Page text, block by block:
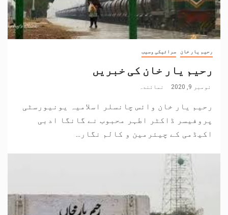
رحیم یار خان سرائیکی وسیب
رحیم یار خان کی خبریں
نومبر 9, 2020 نمائندہ
رحیم یار خان وائس چانسلر اسلامیہ یونیورسٹی
پروفیسر ڈاکٹر اطہر محبوب نے گانگا ادبی
اکیڈمی کے چیئرمین و کالم نگار...